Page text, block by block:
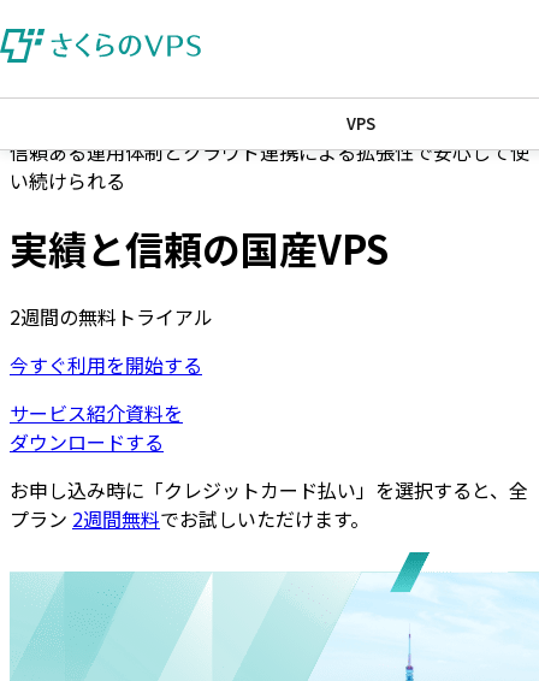
VPS
信頼ある運用体制とクラウド連携による拡張性で安心して使
い続けられる
実績と信頼の国産VPS
2週間の無料トライアル
今すぐ利用を開始する
サービス紹介資料を
ダウンロードする
お申し込み時に「クレジットカード払い」を選択すると、全
プラン 2週間無料でお試しいただけます。